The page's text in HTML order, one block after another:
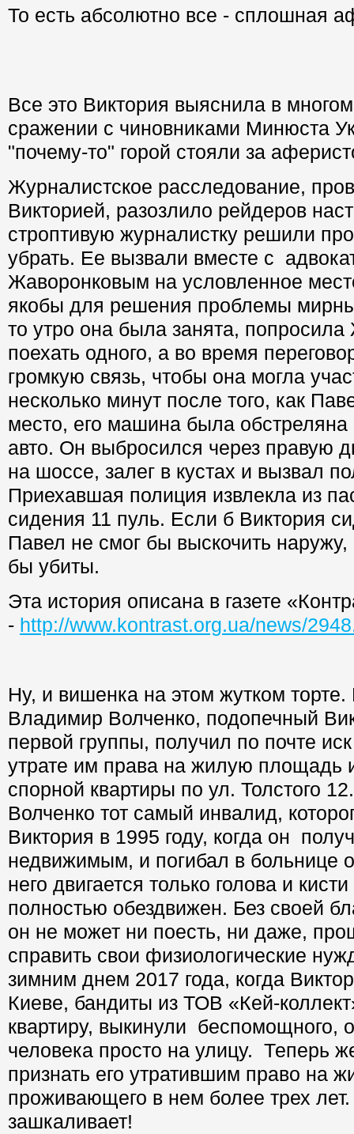
То есть абсолютно все - сплошная
Все это Виктория выяснила в
сражении с чиновниками Минюста
"почему-то" горой стояли за
Журналистское расследование,
Викторией, разозлило рейдеров
строптивую журналистку решили
убрать. Ее вызвали вместе с
Жаворонковым на условленное
якобы для решения проблемы
то утро она была занята,
поехать одного, а во время
громкую связь, чтобы она могла
несколько минут после того, как
место, его машина была
авто. Он выбросился через правую
на шоссе, залег в кустах и вызвал
Приехавшая полиция извлекла из
сидения 11 пуль. Если б Виктория
Павел не смог бы выскочить
бы убиты.
Эта история описана в газете
- http://www.kontrast.org.ua/news/
Ну, и вишенка на этом жутком
Владимир Волченко, подопечный
первой группы, получил по почте
утрате им права на жилую площадь
спорной квартиры по ул. Толстого
Волченко тот самый инвалид,
Виктория в 1995 году, когда он
недвижимым, и погибал в больнице
него двигается только голова и
полностью обездвижен. Без своей
он не может ни поесть, ни даже,
справить свои физиологические
зимним днем 2017 года, когда
Киеве, бандиты из ТОВ «Кей-
квартиру, выкинули беспомощного,
человека просто на улицу. Теперь
признать его утратившим право на
проживающего в нем более трех
зашкаливает!